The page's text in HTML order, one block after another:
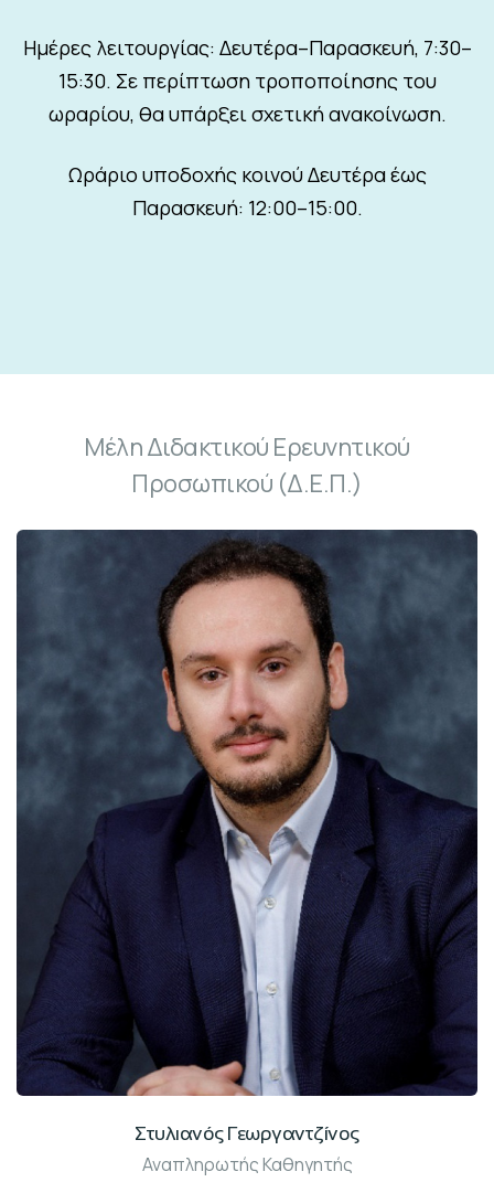
Ημέρες λειτουργίας: Δευτέρα–Παρασκευή, 7:30–
15:30. Σε περίπτωση τροποποίησης του
ωραρίου, θα υπάρξει σχετική ανακοίνωση.
Ωράριο υποδοχής κοινού Δευτέρα έως
Παρασκευή: 12:00–15:00.
Μέλη Διδακτικού Ερευνητικού
Προσωπικού (Δ.Ε.Π.)
Στυλιανός Γεωργαντζίνος
Αναπληρωτής Καθηγητής